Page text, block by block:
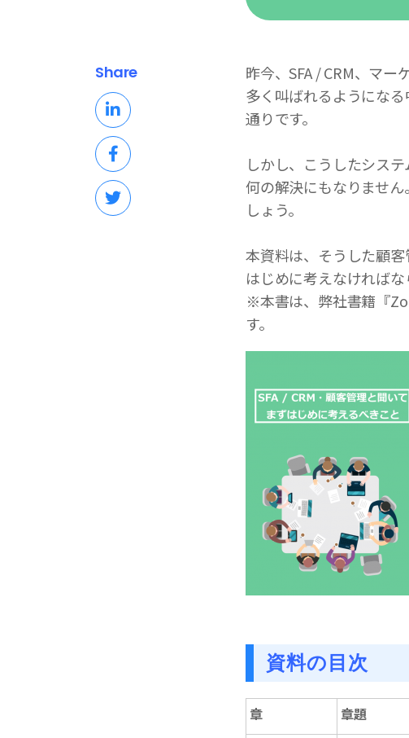
Share
昨今、SFA / CRM、マ
多く叫ばれるようにな
通りです。
しかし、こうしたシス
何の解決にもなりませ
しょう。
本資料は、そうした顧
はじめに考えなければ
※本書は、弊社書籍『
す。
資料の目次
章
章題